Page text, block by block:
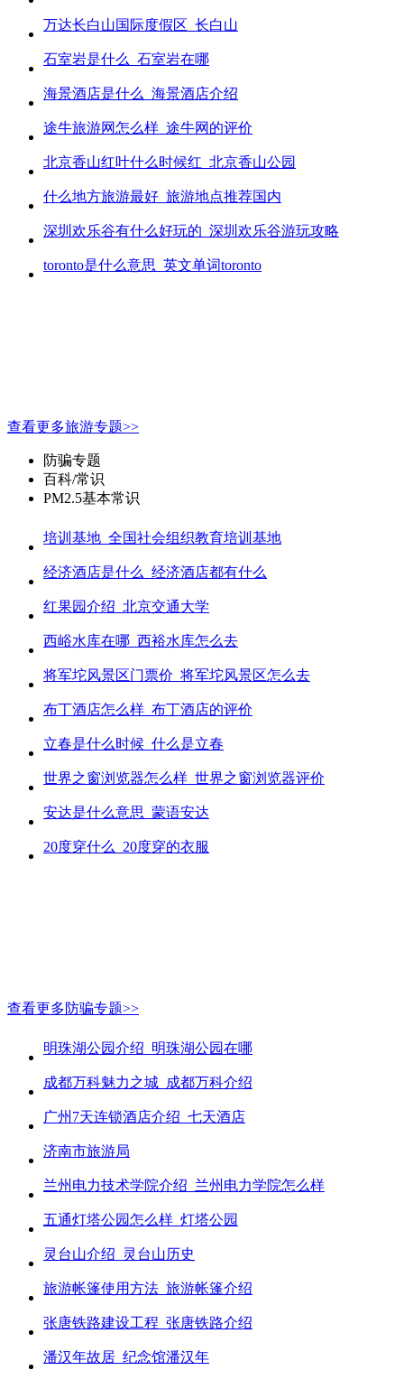
万达长白山国际度假区_长白山
石室岩是什么_石室岩在哪
海景酒店是什么_海景酒店介绍
途牛旅游网怎么样_途牛网的评价
北京香山红叶什么时候红_北京香山公园
什么地方旅游最好_旅游地点推荐国内
深圳欢乐谷有什么好玩的_深圳欢乐谷游玩攻略
toronto是什么意思_英文单词toronto
查看更多旅游专题>>
防骗专题
百科/常识
PM2.5基本常识
培训基地_全国社会组织教育培训基地
经济酒店是什么_经济酒店都有什么
红果园介绍_北京交通大学
西峪水库在哪_西裕水库怎么去
将军坨风景区门票价_将军坨风景区怎么去
布丁酒店怎么样_布丁酒店的评价
立春是什么时候_什么是立春
世界之窗浏览器怎么样_世界之窗浏览器评价
安达是什么意思_蒙语安达
20度穿什么_20度穿的衣服
查看更多防骗专题>>
明珠湖公园介绍_明珠湖公园在哪
成都万科魅力之城_成都万科介绍
广州7天连锁酒店介绍_七天酒店
济南市旅游局
兰州电力技术学院介绍_兰州电力学院怎么样
五通灯塔公园怎么样_灯塔公园
灵台山介绍_灵台山历史
旅游帐篷使用方法_旅游帐篷介绍
张唐铁路建设工程_张唐铁路介绍
潘汉年故居_纪念馆潘汉年